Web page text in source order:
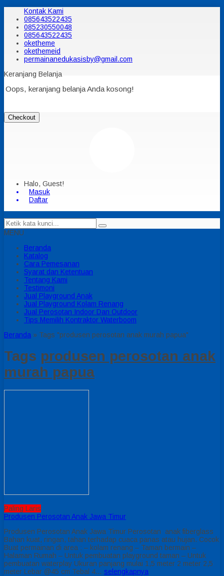
Kontak Kami
085643522435
085230550048
085643522435
oketheme
okethemeid
permainanedukasisby@gmail.com
Keranjang Belanja
Oops, keranjang belanja Anda kosong!
Checkout
Halo, Guest!
Masuk
Daftar
MENU
Beranda
Katalog
Cara Pemesanan
Syarat dan Ketentuan
Tentang Kami
Testimoni
Jual Playground Anak
Jual Playground Kolam Renang
Jual Perosotan Indoor Dan Outdoor
Tips Memilih Kontraktor Waterboom
Beranda » Tags "produsen perosotan anak murah papua"
Tags produsen perosotan anak
murah papua
Paling Laris
Produsen Perosotan Anak Jawa Timur
Produsen Perosotan Anak Jawa Timur Perosotan anak fiberglass
Bahan kuat, ringan, tahan terhadap cuaca panas atau hujan. Cocok
Buat permainan di area : – kolam renang – Taman bermain –
Halaman Rumah – Untuk pembuatan playground taman – Untuk
pembuatan waterplay Ukuran panjang mulai 1,5 meter 2 meter 2,5
meter Lebar @45 cm Tebal 4… selengkapnya